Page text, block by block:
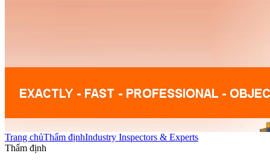
Trang chủThẩm địnhIndustry Inspectors & Experts
Thẩm định